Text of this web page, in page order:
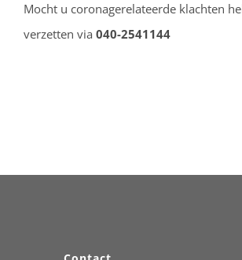
Mocht u coronagerelateerde klachten
verzetten via 040-2541144